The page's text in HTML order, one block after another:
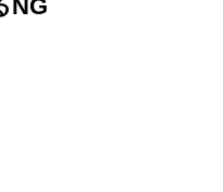
NG